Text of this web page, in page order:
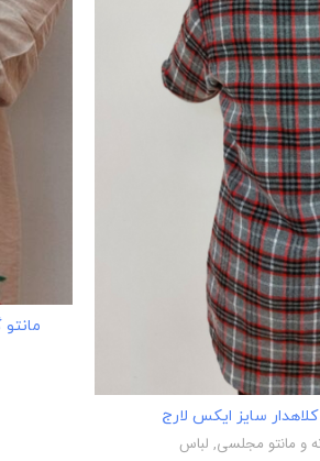
اطلاعات بیشتر
سایز ایکس لارج
و مانتو مجلسی, لباس